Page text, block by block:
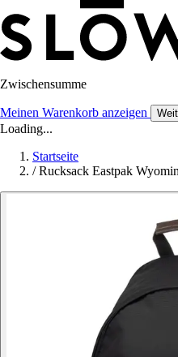
Zwischensumme
Meinen Warenkorb anzeigen
Loading...
Startseite
/ Rucksack Eastpak